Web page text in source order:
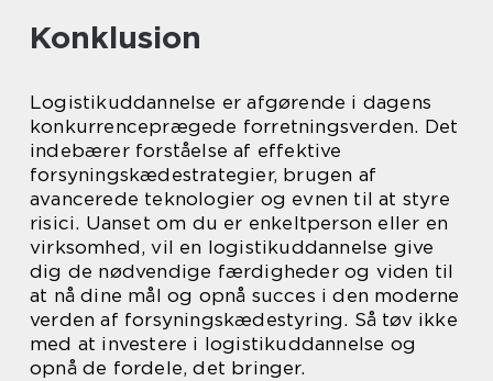
Konklusion
Logistikuddannelse er afgørende i dagens
konkurrenceprægede forretningsverden. Det
indebærer forståelse af effektive
forsyningskædestrategier, brugen af
avancerede teknologier og evnen til at styre
risici. Uanset om du er enkeltperson eller en
virksomhed, vil en logistikuddannelse give
dig de nødvendige færdigheder og viden til
at nå dine mål og opnå succes i den moderne
verden af forsyningskædestyring. Så tøv ikke
med at investere i logistikuddannelse og
opnå de fordele, det bringer.